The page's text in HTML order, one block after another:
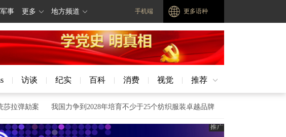
事 更多 地方频道 手机端 更多语种
访谈 纪实 百科 消费 视觉 推荐
弹劾案 我国力争到2028年培育不少于25个纺织服装卓越品牌 第六届灵芝文化节暨寿